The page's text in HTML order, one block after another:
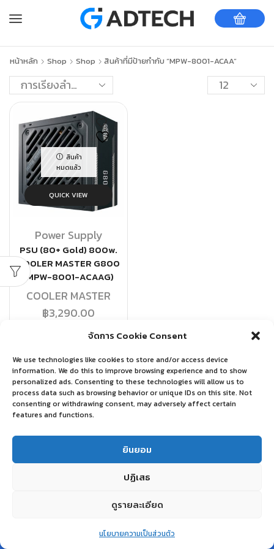
จัดการ Cookie Consent
We use technologies like cookies to store and/or access device
information. We do this to improve browsing experience and to show
personalized ads. Consenting to these technologies will allow us to
process data such as browsing behavior or unique IDs on this site. Not
consenting or withdrawing consent, may adversely affect certain
features and functions.
ยินยอม
ปฏิเสธ
ดูรายละเอียด
นโยบายความเป็นส่วนตัว
หน้าหลัก Shop Shop สินค้าที่มีป้ายกำกับ “MPW-8001-ACAA”
สินค้า
หมดแล้ว
QUICK VIEW
Power Supply
PSU (80+ Gold) 800w.
COOLER MASTER G800
(MPW-8001-ACAAG)
COOLER MASTER
฿3,290.00
Wishlist